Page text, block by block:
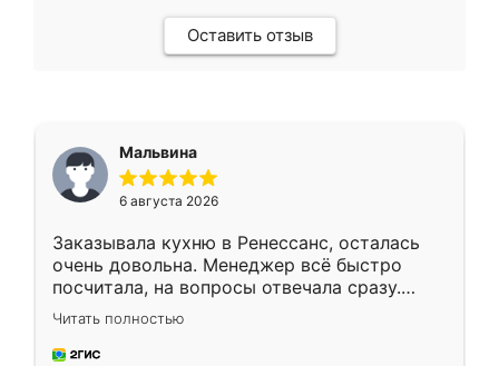
Оставить отзыв
Мальвина
6 августа 2026
Заказывала кухню в Ренессанс, осталась
очень довольна. Менеджер всё быстро
посчитала, на вопросы отвечала сразу.
Замерщик приехал в субботу, подошёл к
делу со всей ответственностью. Собрали
за день, ребята работали аккуратно, даже
Читать полностью